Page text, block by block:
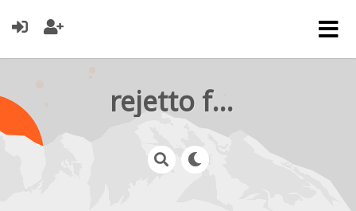
rejetto forum